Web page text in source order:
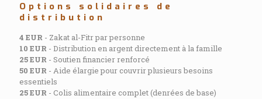
Options solidaires de
distribution
4 EUR - Zakat al-Fitr par personne
10 EUR - Distribution en argent directement à la famille
25 EUR - Soutien financier renforcé
50 EUR - Aide élargie pour couvrir plusieurs besoins
essentiels
25 EUR - Colis alimentaire complet (denrées de base)